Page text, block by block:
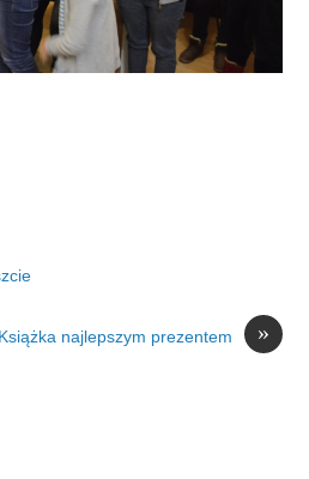
»
Książka najlepszym prezentem